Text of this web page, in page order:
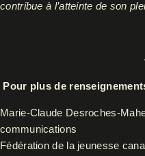
contribue à l’atteinte de son
Pour plus de
Marie-Claude Desroches-
communications
Fédération de la jeunesse